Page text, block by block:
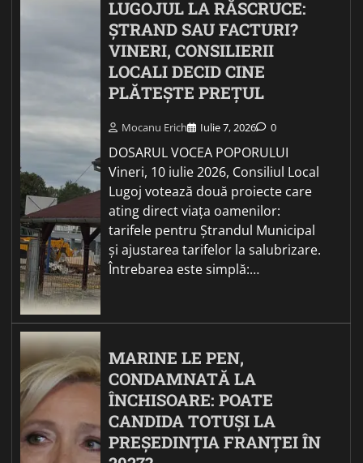
LUGOJUL LA RĂSCRUCE:
ȘTRAND SAU FACTURI?
VINERI, CONSILIERII
LOCALI DECID CINE
PLĂTEȘTE PREȚUL
Mocanu Erich Iulie 7, 2026 0
DOSARUL VOCEA POPORULUI
Vineri, 10 iulie 2026, Consiliul Local
Lugoj votează două proiecte care
ating direct viața oamenilor:
tarifele pentru Ștrandul Municipal
și ajustarea tarifelor la salubrizare.
Întrebarea este simplă:…
MARINE LE PEN,
CONDAMNATĂ LA
ÎNCHISOARE: POATE
CANDIDA TOTUȘI LA
PREȘEDINȚIA FRANȚEI ÎN